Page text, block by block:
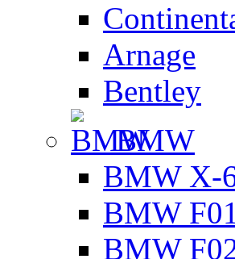
Arnage
Bentley
BMW
BMW X-
BMW F01
BMW